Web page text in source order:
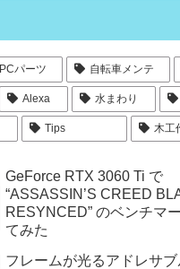
PCパーツ 自転車メンテ
Alexa 水まわり
Tips 木工
GeForce RTX 3060 Ti で
“ASSASSIN’S CREED
RESYNCED” のベンチマ
てみた
フレームが光るアドレサブ